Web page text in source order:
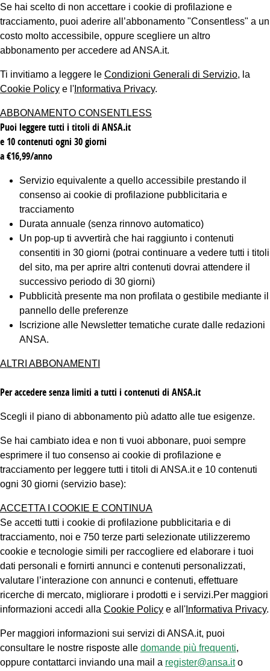
Se hai scelto di non accettare i cookie di profilazione e
tracciamento, puoi aderire all’abbonamento "Consentless" a un
costo molto accessibile, oppure scegliere un altro
abbonamento per accedere ad ANSA.it.
Ti invitiamo a leggere le Condizioni Generali di Servizio, la
Cookie Policy e l' Informativa Privacy.
ABBONAMENTO CONSENTLESS
Puoi leggere tutti i titoli di ANSA.it
e 10 contenuti ogni 30 giorni
a €16,99/anno
Servizio equivalente a quello accessibile prestando il
consenso ai cookie di profilazione pubblicitaria e
tracciamento
Durata annuale (senza rinnovo automatico)
Un pop-up ti avvertirà che hai raggiunto i contenuti
consentiti in 30 giorni (potrai continuare a vedere tutti i titoli
del sito, ma per aprire altri contenuti dovrai attendere il
successivo periodo di 30 giorni)
Pubblicità presente ma non profilata o gestibile mediante il
pannello delle preferenze
Iscrizione alle Newsletter tematiche curate dalle redazioni
ANSA.
ALTRI ABBONAMENTI
Per accedere senza limiti a tutti i contenuti di ANSA.it
Scegli il piano di abbonamento più adatto alle tue esigenze.
Se hai cambiato idea e non ti vuoi abbonare, puoi sempre
esprimere il tuo consenso ai cookie di profilazione e
tracciamento per leggere tutti i titoli di ANSA.it e 10 contenuti
ogni 30 giorni (servizio base):
ACCETTA I COOKIE E CONTINUA
Se accetti tutti i cookie di profilazione pubblicitaria e di
tracciamento, noi e 750 terze parti selezionate utilizzeremo
cookie e tecnologie simili per raccogliere ed elaborare i tuoi
dati personali e fornirti annunci e contenuti personalizzati,
valutare l’interazione con annunci e contenuti, effettuare
ricerche di mercato, migliorare i prodotti e i servizi.Per maggiori
informazioni accedi alla Cookie Policy e all' Informativa Privacy.
Per maggiori informazioni sui servizi di ANSA.it, puoi
consultare le nostre risposte alle domande più frequenti,
oppure contattarci inviando una mail a register@ansa.ito